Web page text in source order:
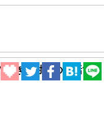
動きを対面の会話で